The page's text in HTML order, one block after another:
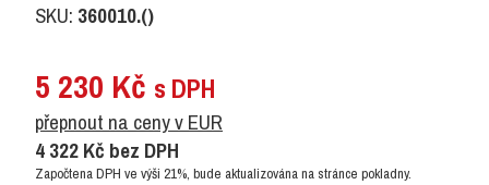
SKU: 360010.()
5 230 Kč s DPH
přepnout na ceny v EUR
4 322Kč bez DPH
Započtena DPH ve výši 21%, bude aktualizována na stránce pokladny.